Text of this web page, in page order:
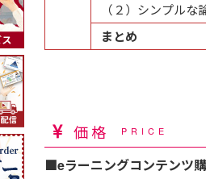
（２）シンプル
まとめ
価格 PRICE
■eラーニングコンテンツ